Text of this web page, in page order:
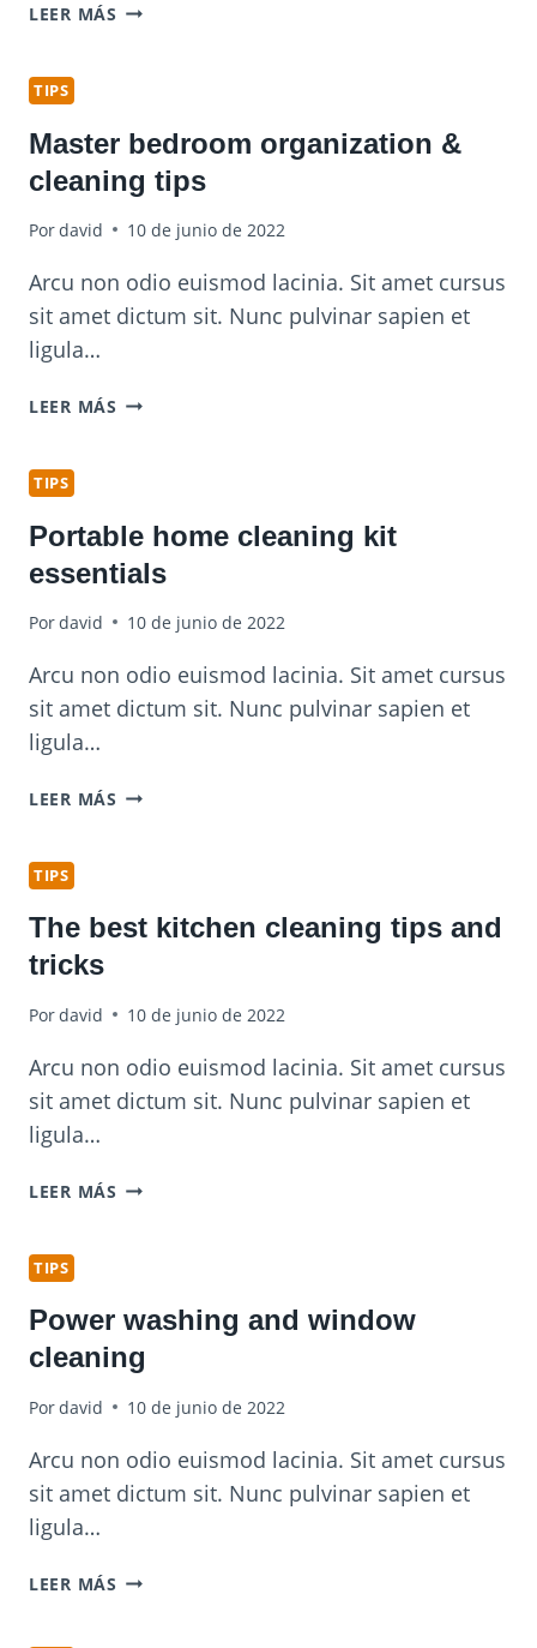
LEER MÁS PRETTY
PRODUCTS
TIPS
Master bedroom organization &
cleaning tips
Pordavid 10 de junio de 2022
Arcu non odio euismod lacinia. Sit amet cursus
sit amet dictum sit. Nunc pulvinar sapien et
ligula…
LEER MÁS MASTER
TIPS
TIPS
Portable home cleaning kit
essentials
Pordavid 10 de junio de 2022
Arcu non odio euismod lacinia. Sit amet cursus
sit amet dictum sit. Nunc pulvinar sapien et
ligula…
LEER MÁS PORTABLE
TIPS
The best kitchen cleaning tips and
tricks
Pordavid 10 de junio de 2022
Arcu non odio euismod lacinia. Sit amet cursus
sit amet dictum sit. Nunc pulvinar sapien et
ligula…
LEER MÁS THE
AND
TRICKS
TIPS
Power washing and window
cleaning
Pordavid 10 de junio de 2022
Arcu non odio euismod lacinia. Sit amet cursus
sit amet dictum sit. Nunc pulvinar sapien et
ligula…
LEER MÁS POWER